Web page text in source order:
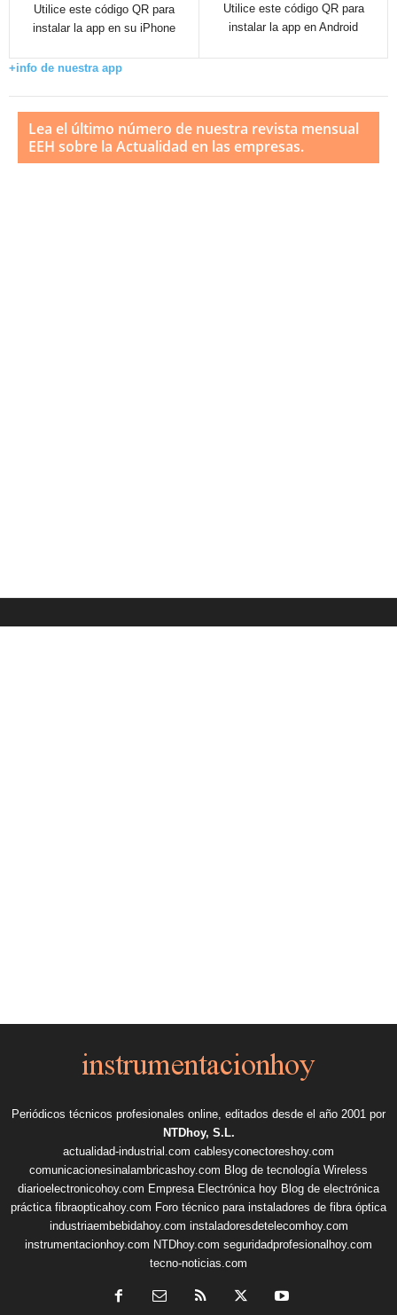
Utilice este código QR para
instalar la app en su iPhone
Utilice este código QR para
instalar la app en Android
+info de nuestra app
Lea el último número de nuestra revista mensual
EEH sobre la Actualidad en las empresas.
Periódicos técnicos profesionales online, editados desde el año 2001 por
NTDhoy, S.L.
actualidad-industrial.com cablesyconectoreshoy.com
comunicacionesinalambricashoy.com Blog de tecnología Wireless
diarioelectronicohoy.com Empresa Electrónica hoy Blog de electrónica
práctica fibraopticahoy.com Foro técnico para instaladores de fibra óptica
industriaembebidahoy.com instaladoresdetelecomhoy.com
instrumentacionhoy.com NTDhoy.com seguridadprofesionalhoy.com
tecno-noticias.com